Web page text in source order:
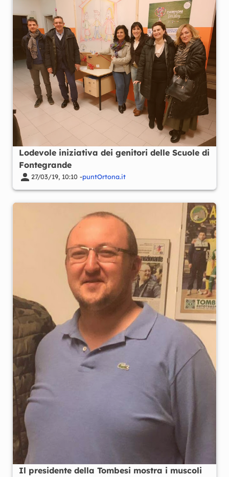
Lodevole iniziativa dei genitori delle Scuole di
Fontegrande
27/03/19, 10:10 -puntOrtona.it
Il presidente della Tombesi mostra i muscoli